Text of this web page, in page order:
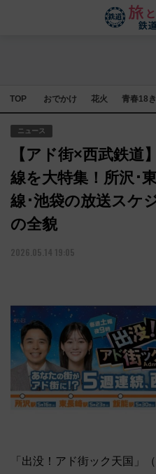
TOP おでかけ 花火 青春18
ニュース
【アド街×西武鉄道
線を大特集！所沢･
線･池袋の放送スケ
の全貌
2026.05.14 19:05
「出没！アド街ック天国」